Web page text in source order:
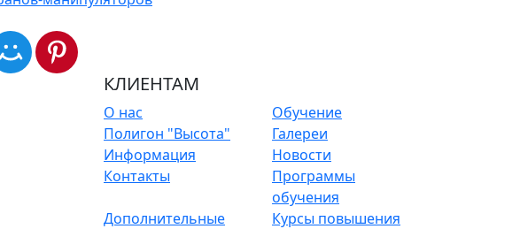
КЛИЕНТАМ
О нас
Обучение
Полигон "Высота"
Галереи
Информация
Новости
Контакты
Программы
обучения
Дополнительные
Курсы повышения